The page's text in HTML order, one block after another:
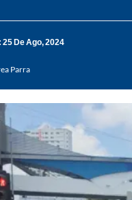
De Ago, 2024
Parra